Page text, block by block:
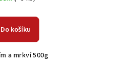
Do košíku
a mrkví 500g